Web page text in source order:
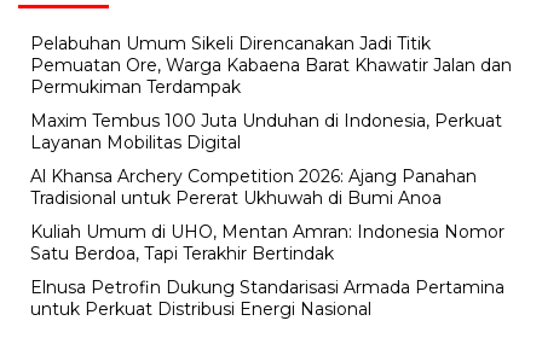
Pelabuhan Umum Sikeli Direncanakan Jadi Titik
Pemuatan Ore, Warga Kabaena Barat Khawatir Jalan dan
Permukiman Terdampak
Maxim Tembus 100 Juta Unduhan di Indonesia, Perkuat
Layanan Mobilitas Digital
Al Khansa Archery Competition 2026: Ajang Panahan
Tradisional untuk Pererat Ukhuwah di Bumi Anoa
Kuliah Umum di UHO, Mentan Amran: Indonesia Nomor
Satu Berdoa, Tapi Terakhir Bertindak
Elnusa Petrofin Dukung Standarisasi Armada Pertamina
untuk Perkuat Distribusi Energi Nasional